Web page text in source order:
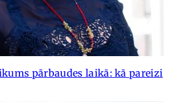
pārbaudes laikā: kā pareizi